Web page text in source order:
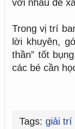
với nhau để
Trong vị trí
lời khuyên,
thần” tốt
các bé cần
Tags: giải trí